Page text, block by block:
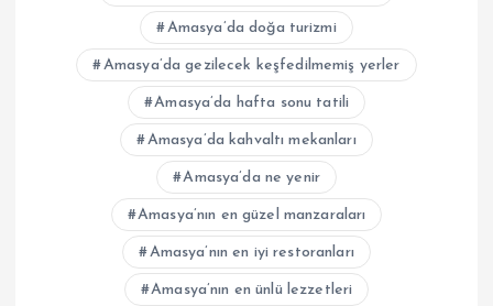
Amasya’da doğa turizmi
Amasya’da gezilecek keşfedilmemiş yerler
Amasya’da hafta sonu tatili
Amasya’da kahvaltı mekanları
Amasya’da ne yenir
Amasya’nın en güzel manzaraları
Amasya’nın en iyi restoranları
Amasya’nın en ünlü lezzetleri